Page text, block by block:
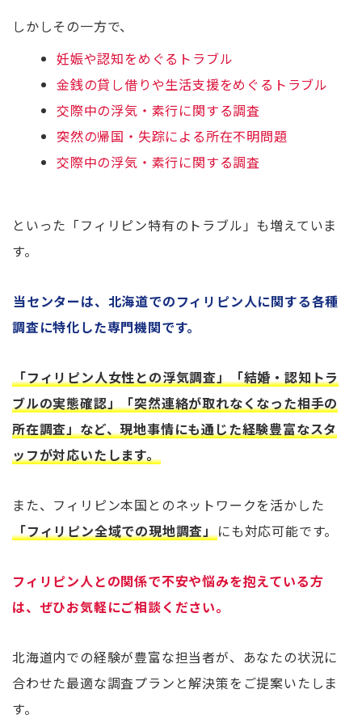
しかしその一方で、
妊娠や認知をめぐるトラブル
金銭の貸し借りや生活支援をめぐるトラブル
交際中の浮気・素行に関する調査
突然の帰国・失踪による所在不明問題
交際中の浮気・素行に関する調査
といった「フィリピン特有のトラブル」も増えていま
す。
当センターは、北海道でのフィリピン人に関する各種
調査に特化した専門機関です。
「フィリピン人女性との浮気調査」「結婚・認知トラ
ブルの実態確認」「突然連絡が取れなくなった相手の
所在調査」など、現地事情にも通じた経験豊富なスタ
ッフが対応いたします。
また、フィリピン本国とのネットワークを活かした
「フィリピン全域での現地調査」にも対応可能です。
フィリピン人との関係で不安や悩みを抱えている方
は、ぜひお気軽にご相談ください。
北海道内での経験が豊富な担当者が、あなたの状況に
合わせた最適な調査プランと解決策をご提案いたしま
す。